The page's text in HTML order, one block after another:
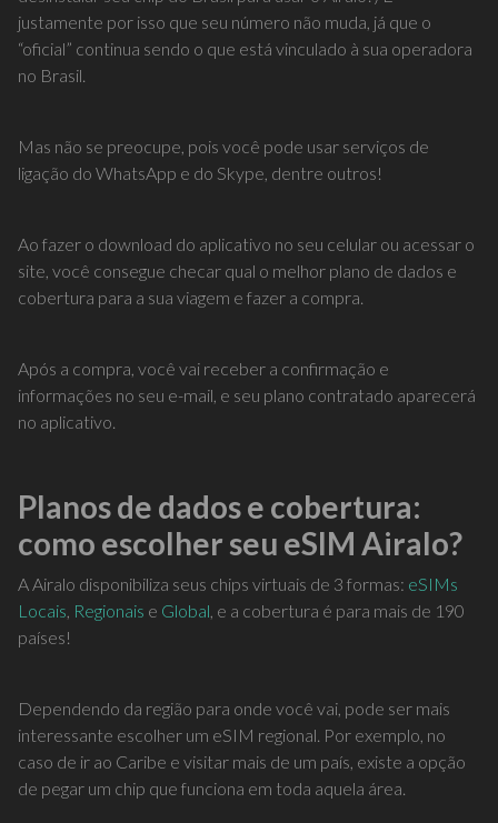
justamente por isso que seu número não muda, já que o
“oficial” continua sendo o que está vinculado à sua operadora
no Brasil.
Mas não se preocupe, pois você pode usar serviços de
ligação do WhatsApp e do Skype, dentre outros!
Ao fazer o download do aplicativo no seu celular ou acessar o
site, você consegue checar qual o melhor plano de dados e
cobertura para a sua viagem e fazer a compra.
Após a compra, você vai receber a confirmação e
informações no seu e-mail, e seu plano contratado aparecerá
no aplicativo.
Planos de dados e cobertura:
como escolher seu eSIM Airalo?
A Airalo disponibiliza seus chips virtuais de 3 formas: eSIMs
Locais Regionais e Global , e a cobertura é para mais de 190
países!
Dependendo da região para onde você vai, pode ser mais
interessante escolher um eSIM regional. Por exemplo, no
caso de ir ao Caribe e visitar mais de um país, existe a opção
de pegar um chip que funciona em toda aquela área.